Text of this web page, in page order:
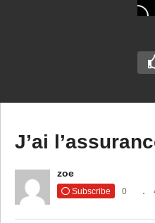
J’irai.DAT
J’ai
zoe
Subscribe 0